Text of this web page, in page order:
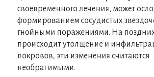
своевременного лечения, может
формированием сосудистых
гнойными поражениями. На
происходит утолщение и
покровов, эти изменения считаются
необратимыми.